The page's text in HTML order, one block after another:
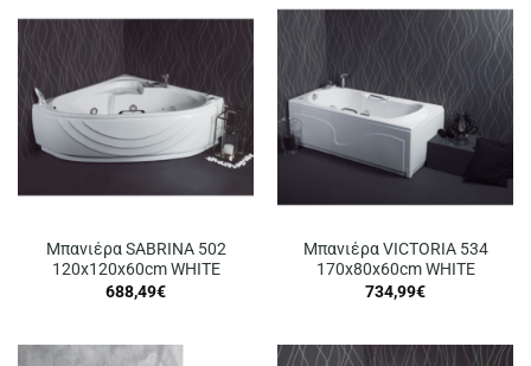
Μπανιέρα SABRINA 502
120x120x60cm WHITE
688,49€
Μπανιέρα VICTORIA 534
170x80x60cm WHITE
734,99€